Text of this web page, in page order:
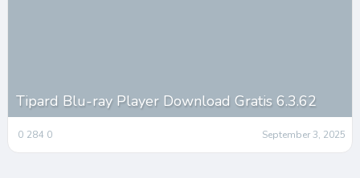
Tipard Blu-ray Player Download Gratis 6.3.62
0 284 0 September 3, 2025